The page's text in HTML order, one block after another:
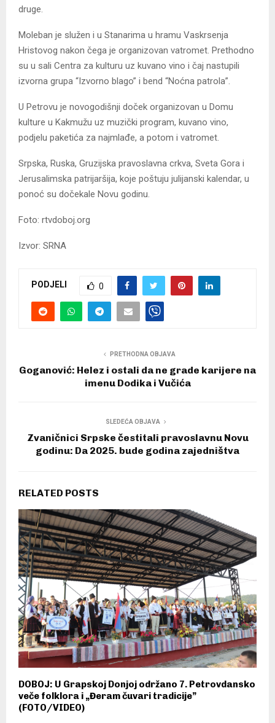
druge.
Moleban je služen i u Stanarima u hramu Vaskrsenja
Hristovog nakon čega je organizovan vatromet. Prethodno
su u sali Centra za kulturu uz kuvano vino i čaj nastupili
izvorna grupa “Izvorno blago” i bend “Noćna patrola”.
U Petrovu je novogodišnji doček organizovan u Domu
kulture u Kakmužu uz muzički program, kuvano vino,
podjelu paketića za najmlađe, a potom i vatromet.
Srpska, Ruska, Gruzijska pravoslavna crkva, Sveta Gora i
Jerusalimska patrijaršija, koje poštuju julijanski kalendar, u
ponoć su dočekale Novu godinu.
Foto: rtvdoboj.org
Izvor: SRNA
PODJELI 0
PRETHODNA OBJAVA
Goganović: Helez i ostali da ne grade karijere na
imenu Dodika i Vučića
SLEDEĆA OBJAVA
Zvaničnici Srpske čestitali pravoslavnu Novu
godinu: Da 2025. bude godina zajedništva
RELATED POSTS
DOBOJ: U Grapskoj Donjoj održano 7. Petrovdansko
veče folklora i „Đeram čuvari tradicije”
(FOTO/VIDEO)